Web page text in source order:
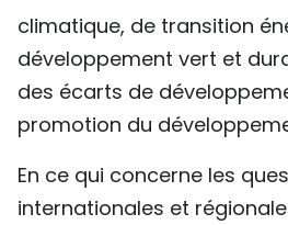
climatique, de transition
développement vert et
des écarts de
promotion du
En ce qui concerne les
internationales et